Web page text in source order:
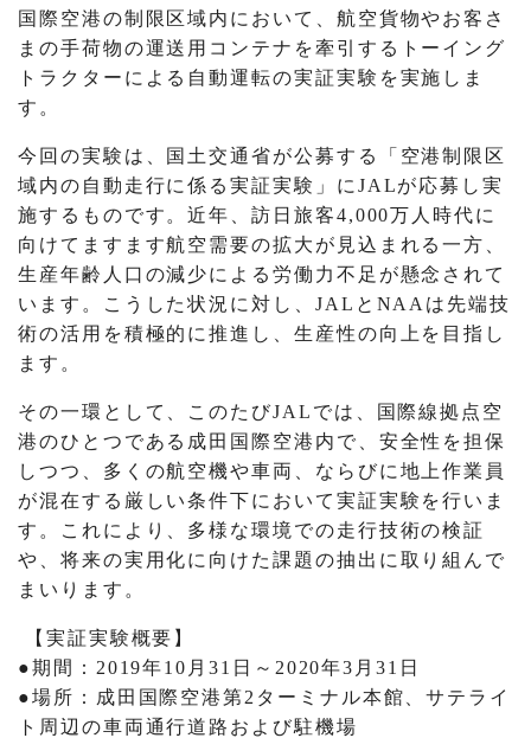
国際空港の制限区域内において、航空貨物やお客さ
まの手荷物の運送用コンテナを牽引するトーイング
トラクターによる自動運転の実証実験を実施しま
す。
今回の実験は、国土交通省が公募する「空港制限区
域内の自動走行に係る実証実験」にJALが応募し実
施するものです。近年、訪日旅客4,000万人時代に
向けてますます航空需要の拡大が見込まれる一方、
生産年齢人口の減少による労働力不足が懸念されて
います。こうした状況に対し、JALとNAAは先端技
術の活用を積極的に推進し、生産性の向上を目指し
ます。
その一環として、このたびJALでは、国際線拠点空
港のひとつである成田国際空港内で、安全性を担保
しつつ、多くの航空機や車両、ならびに地上作業員
が混在する厳しい条件下において実証実験を行いま
す。これにより、多様な環境での走行技術の検証
や、将来の実用化に向けた課題の抽出に取り組んで
まいります。
【実証実験概要】
●期間：2019年10月31日～2020年3月31日
●場所：成田国際空港第2ターミナル本館、サテライ
ト周辺の車両通行道路および駐機場